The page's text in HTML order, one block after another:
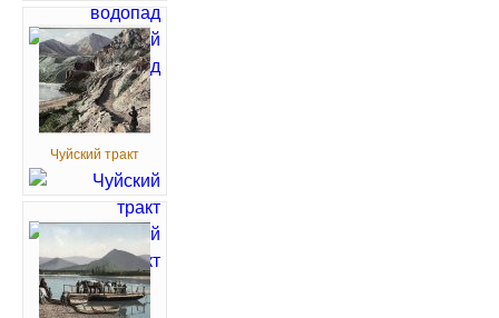
Чуйский тракт